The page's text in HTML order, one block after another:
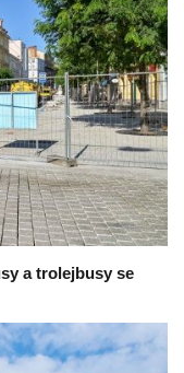
a trolejbusy se